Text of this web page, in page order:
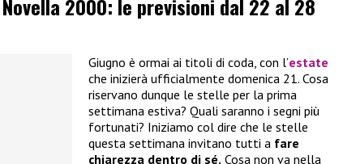
2000: le previsioni dal 22 al 28
Giugno è ormai ai titoli di coda, con l’estate
che inizierà ufficialmente domenica 21. Cosa
riservano dunque le stelle per la prima
settimana estiva? Quali saranno i segni più
fortunati? Iniziamo col dire che le stelle
questa settimana invitano tutti a fare
chiarezza dentro di sé. Cosa non va nella